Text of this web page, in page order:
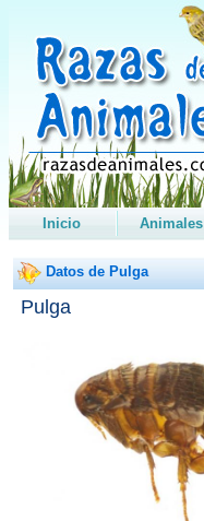
Inicio Animales
Datos de Pulga
Pulga